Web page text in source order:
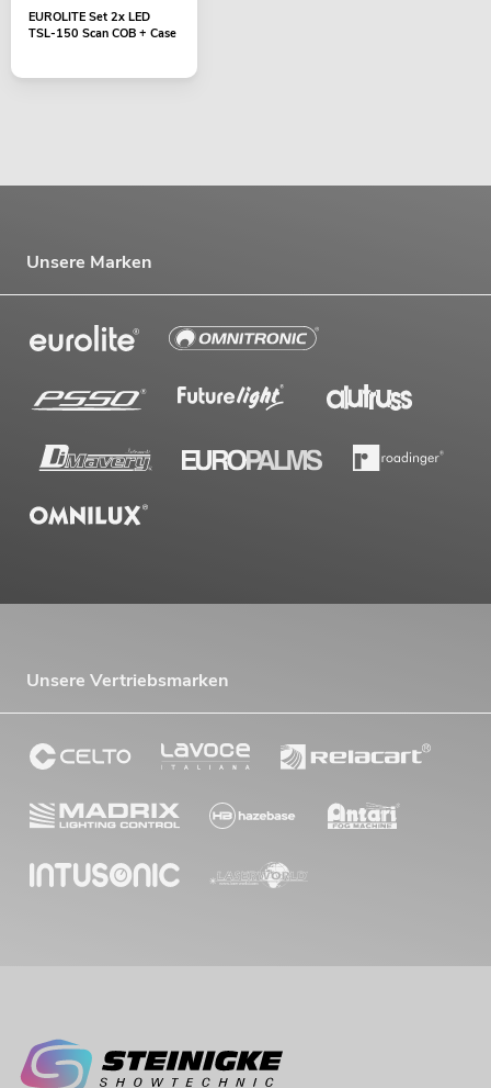
EUROLITE Set 2x LED
TSL-150 Scan COB + Case
Unsere Marken
Unsere Vertriebsmarken